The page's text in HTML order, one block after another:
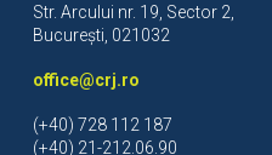
Str. Arcului nr. 19, Sector 2,
București, 021032
office@crj.ro
(+40) 728 112 187
(+40) 21-212.06.90